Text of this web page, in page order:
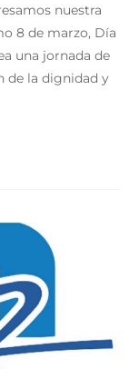
nuestra
8 de marzo, Día
una jornada de
de la dignidad y